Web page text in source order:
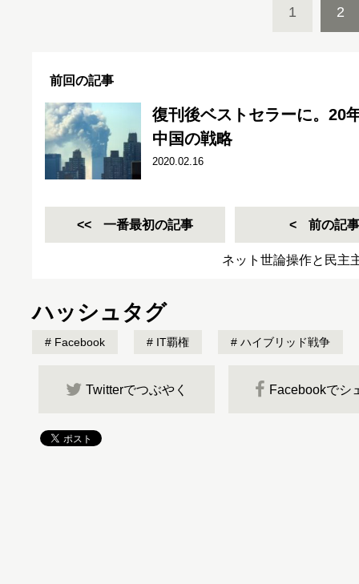
1 2
前回の記事
復刊後ベストセラーに。20
中国の戦略
2020.02.16
一番最初の記事 前の記事
ネット世論操作と民主
ハッシュタグ
Facebook IT覇権 ハイブリッド戦争
Twitterでつぶやく Facebookでシ